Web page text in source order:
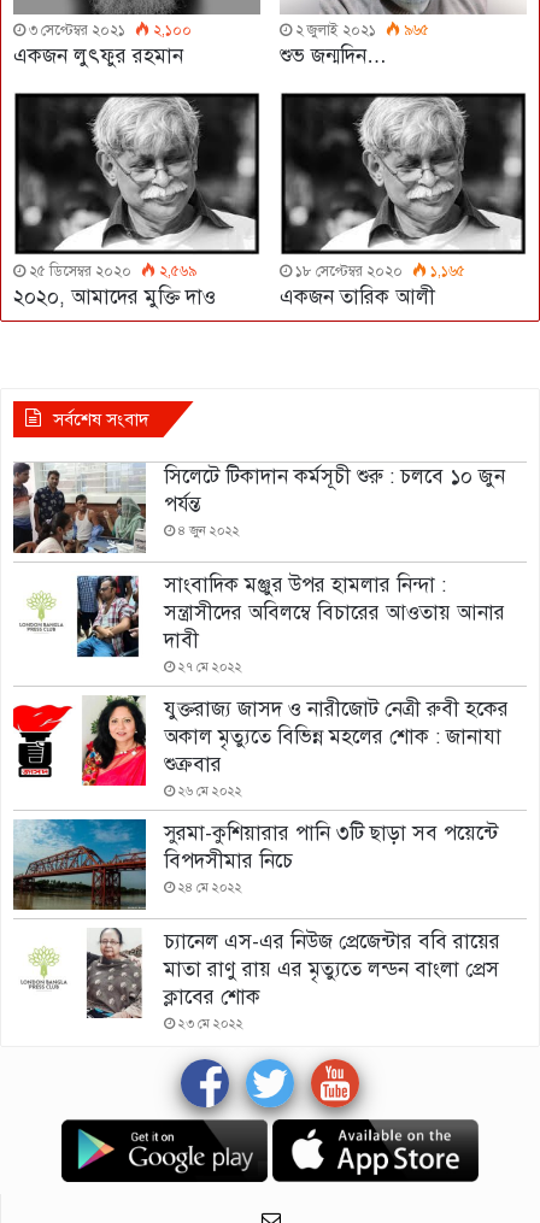
৩ সেপ্টেম্বর ২০২১ ২,১০০
একজন লুৎফুর রহমান
২ জুলাই ২০২১ ৯৬৫
শুভ জন্মদিন…
২৫ ডিসেম্বর ২০২০ ২,৫৬৯
২০২০, আমাদের মুক্তি দাও
১৮ সেপ্টেম্বর ২০২০ ১,১৬৫
একজন তারিক আলী
সর্বশেষ সংবাদ
সিলেটে টিকাদান কর্মসূচী শুরু : চলবে ১০ জুন
পর্যন্ত
৪ জুন ২০২২
সাংবাদিক মঞ্জুর উপর হামলার নিন্দা :
সন্ত্রাসীদের অবিলম্বে বিচারের আওতায় আনার
দাবী
২৭ মে ২০২২
যুক্তরাজ্য জাসদ ও নারীজোট নেত্রী রুবী হকের
অকাল মৃত্যুতে বিভিন্ন মহলের শোক : জানাযা
শুক্রবার
২৬ মে ২০২২
সুরমা-কুশিয়ারার পানি ৩টি ছাড়া সব পয়েন্টে
বিপদসীমার নিচে
২৪ মে ২০২২
চ্যানেল এস-এর নিউজ প্রেজেন্টার ববি রায়ের
মাতা রাণু রায় এর মৃত্যুতে লন্ডন বাংলা প্রেস
ক্লাবের শোক
২৩ মে ২০২২